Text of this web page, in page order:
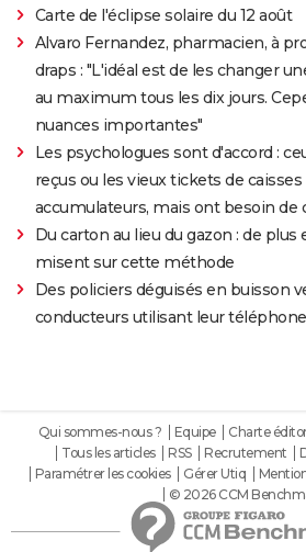
Carte de l'éclipse solaire du 12 août
Alvaro Fernandez, pharmacien, à
draps : "L'idéal est de les changer
au maximum tous les dix jours.
nuances importantes"
Les psychologues sont d'accord :
reçus ou les vieux tickets de
accumulateurs, mais ont besoin de
Du carton au lieu du gazon : de
misent sur cette méthode
Des policiers déguisés en buisson
conducteurs utilisant leur
Qui sommes-nous ? Equipe Charte
Tous les articles
RSS Recrutement
Paramétrer les cookies
Gérer Utiq
© 2026 CCM